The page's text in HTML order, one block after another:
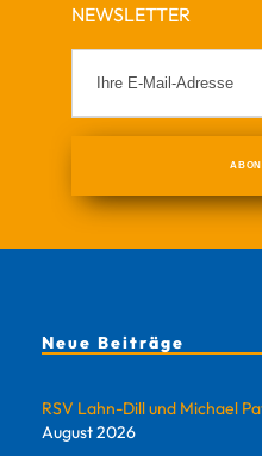
NEWSLETTER
Neue Beiträge
RSV Lahn-Dill und Michael
August 2026